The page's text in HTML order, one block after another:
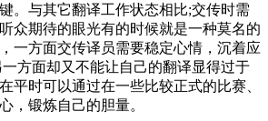
。与其它翻译工作状态相比;交传时需
众期待的眼光有的时候就是一种莫名的
一方面交传译员需要稳定心情，沉着应
方面却又不能让自己的翻译显得过于
平时可以通过在一些比较正式的比赛、
，锻炼自己的胆量。